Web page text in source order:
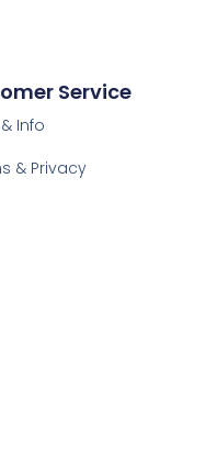
Service
Info
& Privacy